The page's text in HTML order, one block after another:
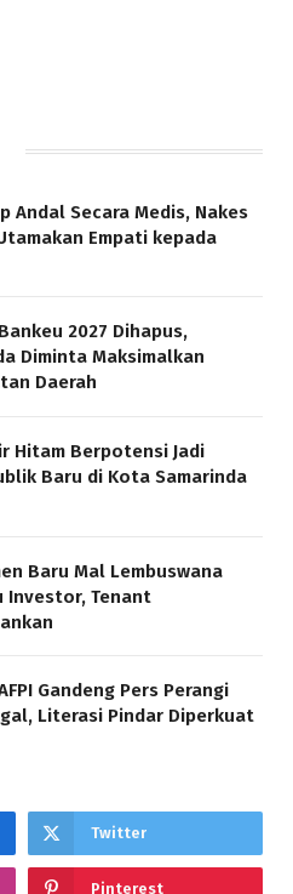
Andal Secara Medis, Nakes
Empati kepada
2027 Dihapus,
Diminta Maksimalkan
Daerah
Hitam Berpotensi Jadi
Baru di Kota Samarinda
Baru Mal Lembuswana
Investor, Tenant
Gandeng Pers Perangi
Literasi Pindar Diperkuat
Twitter
Pinterest